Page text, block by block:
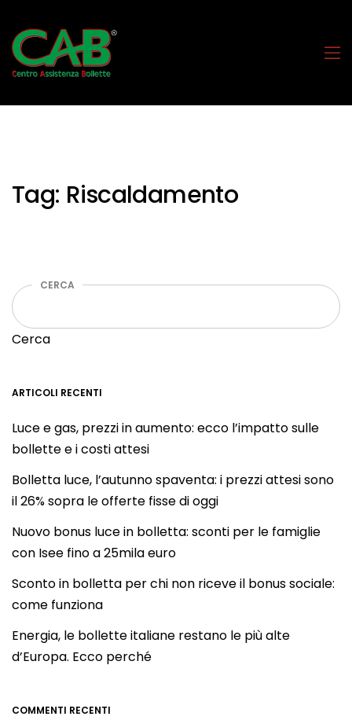
Tag: Riscaldamento
CERCA
Cerca
ARTICOLI RECENTI
Luce e gas, prezzi in aumento: ecco l’impatto sulle
bollette e i costi attesi
Bolletta luce, l’autunno spaventa: i prezzi attesi sono
il 26% sopra le offerte fisse di oggi
Nuovo bonus luce in bolletta: sconti per le famiglie
con Isee fino a 25mila euro
Sconto in bolletta per chi non riceve il bonus sociale:
come funziona
Energia, le bollette italiane restano le più alte
d’Europa. Ecco perché
COMMENTI RECENTI